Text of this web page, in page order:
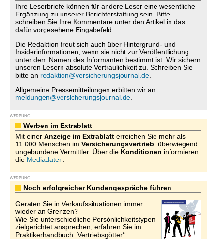
Ihre Leserbriefe können für andere Leser eine wesentliche
Ergänzung zu unserer Berichterstattung sein. Bitte
schreiben Sie Ihre Kommentare unter den Artikel in das
dafür vorgesehene Eingabefeld.
Die Redaktion freut sich auch über Hintergrund- und
Insiderinformationen, wenn sie nicht zur Veröffentlichung
unter dem Namen des Informanten bestimmt ist. Wir sichern
unseren Lesern absolute Vertraulichkeit zu. Schreiben Sie
bitte an redaktion@versicherungsjournal.de
Allgemeine Pressemitteilungen erbitten wir an
meldungen@versicherungsjournal.de
WERBUNG
Werben im Extrablatt
Mit einer Anzeige im Extrablatt erreichen Sie mehr als
11.000 Menschen im Versicherungsvertrieb , überwiegend
ungebundene Vermittler. Über die Konditionen informieren
die Mediadaten
WERBUNG
Noch erfolgreicher Kundengespräche führen
Geraten Sie in Verkaufssituationen immer
wieder an Grenzen?
Wie Sie unterschiedliche Persönlichkeitstypen
zielgerichtet ansprechen, erfahren Sie im
Praktikerhandbuch „Vertriebsgötter“.